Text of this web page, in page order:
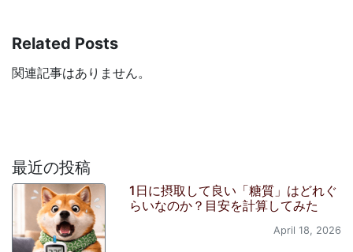
Related Posts
関連記事はありません。
最近の投稿
1日に摂取して良い「糖質」はどれぐ
らいなのか？目安を計算してみた
April 18, 2026